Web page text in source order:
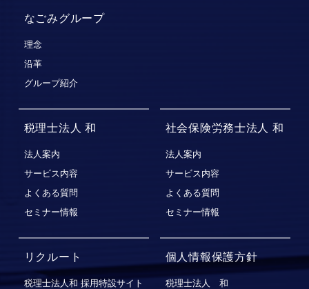
なごみグループ
理念
沿革
グループ紹介
税理士法人 和
法人案内
サービス内容
よくある質問
セミナー情報
社会保険労務士法人 和
法人案内
サービス内容
よくある質問
セミナー情報
リクルート
税理士法人和 採用特設サイト
個人情報保護方針
税理士法人 和